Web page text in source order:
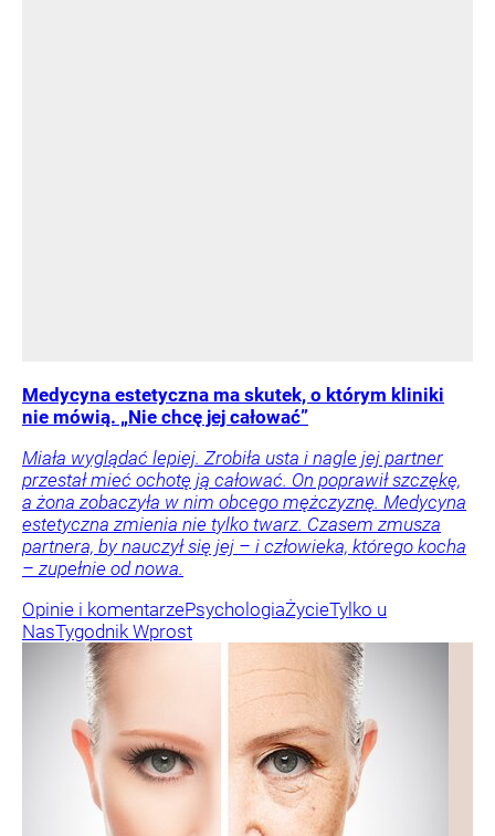
Medycyna estetyczna ma skutek, o którym kliniki
nie mówią. „Nie chcę jej całować”
Miała wyglądać lepiej. Zrobiła usta i nagle jej partner
przestał mieć ochotę ją całować. On poprawił szczękę,
a żona zobaczyła w nim obcego mężczyznę. Medycyna
estetyczna zmienia nie tylko twarz. Czasem zmusza
partnera, by nauczył się jej – i człowieka, którego kocha
– zupełnie od nowa.
Opinie i komentarzePsychologiaŻycieTylko u
NasTygodnik Wprost